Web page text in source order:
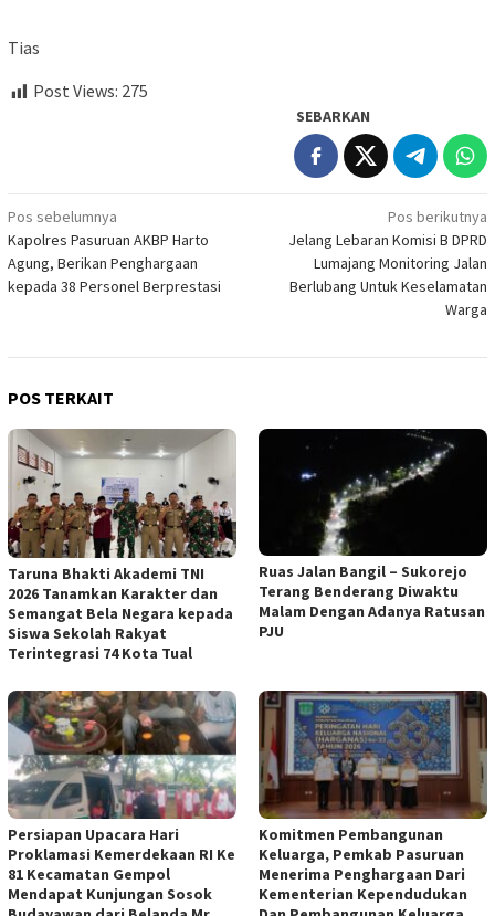
Tias
Post Views: 275
SEBARKAN
Navigasi
pos
Pos sebelumnya
Kapolres Pasuruan AKBP Harto
Agung, Berikan Penghargaan
kepada 38 Personel Berprestasi
Pos berikutnya
Jelang Lebaran Komisi B DPRD
Lumajang Monitoring Jalan
Berlubang Untuk Keselamatan
Warga
POS TERKAIT
Taruna Bhakti Akademi TNI
2026 Tanamkan Karakter dan
Semangat Bela Negara kepada
Siswa Sekolah Rakyat
Terintegrasi 74 Kota Tual
Ruas Jalan Bangil – Sukorejo
Terang Benderang Diwaktu
Malam Dengan Adanya Ratusan
PJU
Persiapan Upacara Hari
Proklamasi Kemerdekaan RI Ke
81 Kecamatan Gempol
Mendapat Kunjungan Sosok
Komitmen Pembangunan
Keluarga, Pemkab Pasuruan
Menerima Penghargaan Dari
Kementerian Kependudukan